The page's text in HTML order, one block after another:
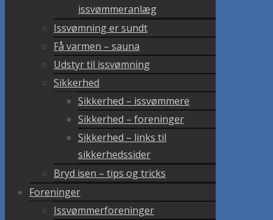
issvømmeranlæg
Issvømning er sundt
Få varmen – sauna
Udstyr til issvømning
Sikkerhed
Sikkerhed – issvømmere
Sikkerhed – foreninger
Sikkerhed – links til
sikkerhedssider
Bryd isen – tips og tricks
Foreninger
Issvømmerforeninger